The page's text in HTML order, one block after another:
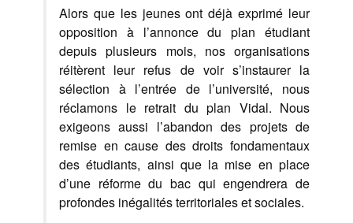
Alors que les jeunes ont déjà exprimé leur
opposition à l’annonce du plan étudiant
depuis plusieurs mois, nos organisations
réitèrent leur refus de voir s’instaurer la
sélection à l’entrée de l’université, nous
réclamons le retrait du plan Vidal. Nous
exigeons aussi l’abandon des projets de
remise en cause des droits fondamentaux
des étudiants, ainsi que la mise en place
d’une réforme du bac qui engendrera de
profondes inégalités territoriales et sociales.